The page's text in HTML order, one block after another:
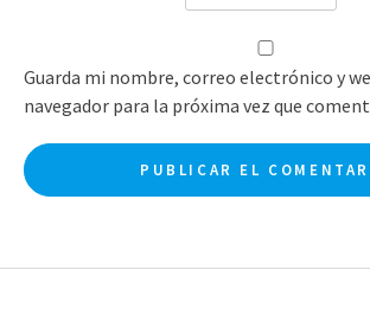
Guarda mi nombre, correo electrónico y
navegador para la próxima vez que